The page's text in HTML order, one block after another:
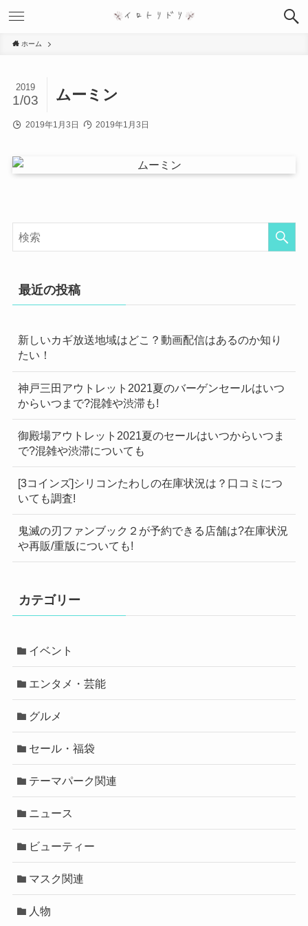
ホーム
ムーミン
2019
1/03
2019年1月3日 2019年1月3日
最近の投稿
新しいカギ放送地域はどこ？動画配信はあるのか知り
たい！
神戸三田アウトレット2021夏のバーゲンセールはいつ
からいつまで?混雑や渋滞も!
御殿場アウトレット2021夏のセールはいつからいつま
で?混雑や渋滞についても
[3コインズ]シリコンたわしの在庫状況は？口コミにつ
いても調査!
鬼滅の刃ファンブック２が予約できる店舗は?在庫状況
や再販/重版についても!
カテゴリー
イベント
エンタメ・芸能
グルメ
セール・福袋
テーマパーク関連
ニュース
ビューティー
マスク関連
人物